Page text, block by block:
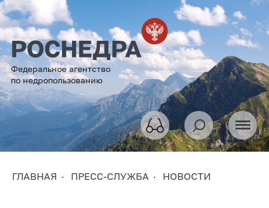
Федеральное агентство
по недропользованию
ГЛАВНАЯ ПРЕСС-СЛУЖБА НОВОСТИ